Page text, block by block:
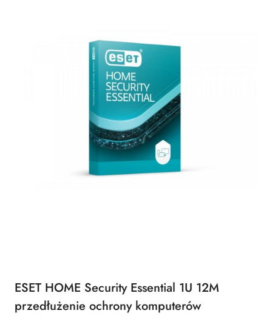
ESET HOME Security Essential 1U 12M
przedłużenie ochrony komputerów